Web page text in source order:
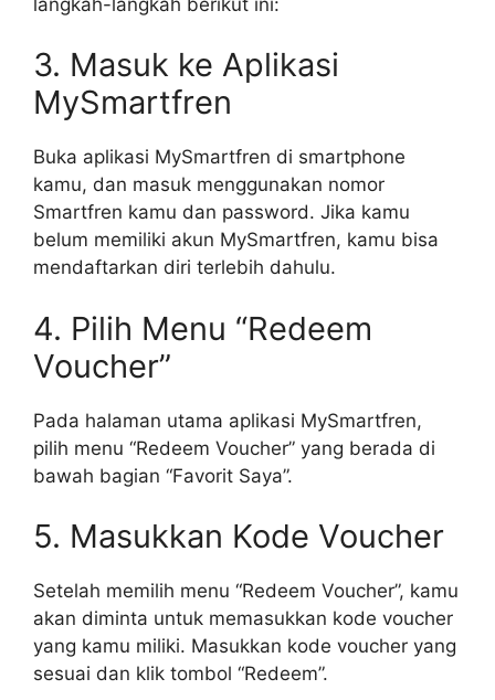
3. Masuk ke Aplikasi
MySmartfren
Buka aplikasi MySmartfren di smartphone
kamu, dan masuk menggunakan nomor
Smartfren kamu dan password. Jika kamu
belum memiliki akun MySmartfren, kamu bisa
mendaftarkan diri terlebih dahulu.
4. Pilih Menu “Redeem
Voucher”
Pada halaman utama aplikasi MySmartfren,
pilih menu “Redeem Voucher” yang berada di
bawah bagian “Favorit Saya”.
5. Masukkan Kode Voucher
Setelah memilih menu “Redeem Voucher”, kamu
akan diminta untuk memasukkan kode voucher
yang kamu miliki. Masukkan kode voucher yang
sesuai dan klik tombol “Redeem”.